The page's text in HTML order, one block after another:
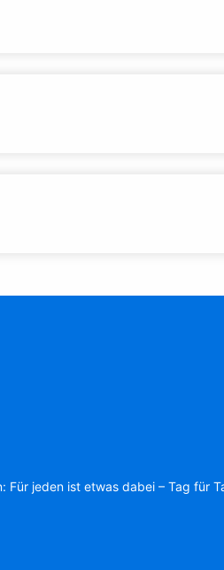
jeden ist etwas dabei – Tag für